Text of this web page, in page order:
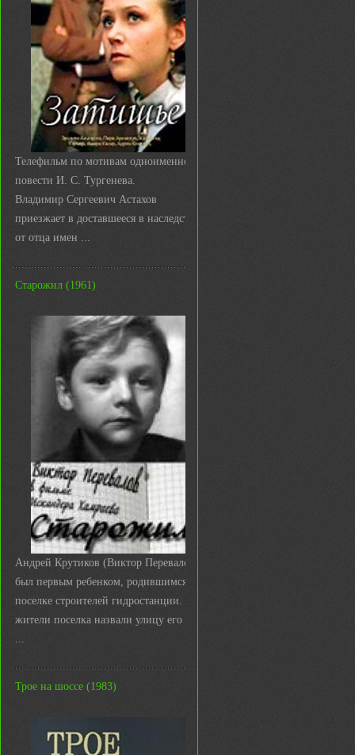
Телефильм по мотивам одноименной
повести И. С. Тургенева.
Владимир Сергеевич Астахов
приезжает в доставшееся в наследство
от отца имен ...
Старожил (1961)
Андрей Крутиков (Виктор Перевалов)
был первым ребенком, родившимся в
поселке строителей гидростанции. И
жители поселка назвали улицу его име
...
Трое на шоссе (1983)